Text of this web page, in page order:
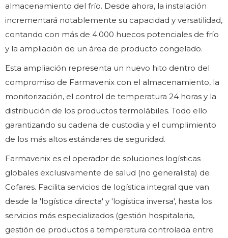
almacenamiento del frío. Desde ahora, la instalación
incrementará notablemente su capacidad y versatilidad,
contando con más de 4.000 huecos potenciales de frío
y la ampliación de un área de producto congelado.
Esta ampliación representa un nuevo hito dentro del
compromiso de Farmavenix con el almacenamiento, la
monitorización, el control de temperatura 24 horas y la
distribución de los productos termolábiles. Todo ello
garantizando su cadena de custodia y el cumplimiento
de los más altos estándares de seguridad.
Farmavenix es el operador de soluciones logísticas
globales exclusivamente de salud (no generalista) de
Cofares. Facilita servicios de logística integral que van
desde la 'logística directa' y 'logística inversa', hasta los
servicios más especializados (gestión hospitalaria,
gestión de productos a temperatura controlada entre